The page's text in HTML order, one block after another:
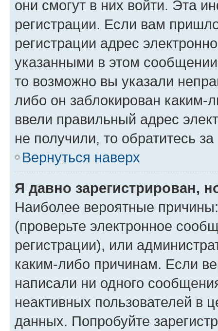
они смогут в них войти. Эта
регистрации. Если вам
регистрации адрес
указанными в этом
то возможно вы указали
либо он заблокирован
ввели правильный адрес
не получили, то обратитесь
Вернуться наверх
Я давно зарегистрирован,
Наиболее вероятные
(проверьте электронное
регистрации), или
каким-либо причинам. Если
написали ни одного
неактивных пользователей в
данных. Попробуйте